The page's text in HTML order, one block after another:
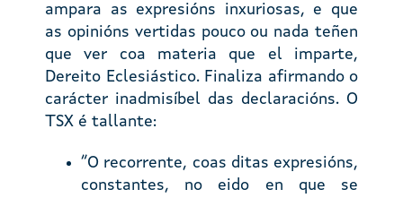
ampara as expresións inxuriosas, e que
as opinións vertidas pouco ou nada teñen
que ver coa materia que el imparte,
Dereito Eclesiástico. Finaliza afirmando o
carácter inadmisíbel das declaracións. O
TSX é tallante:
“O recorrente, coas ditas expresións,
constantes, no eido en que se